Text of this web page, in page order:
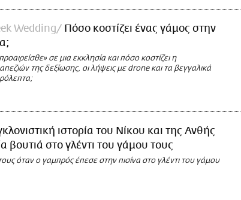
Wedding
Πόσο κοστίζει ένας γάμος στην
προαιρείσθε» σε μια εκκλησία και πόσο κοστίζει η
της δεξίωσης, οι λήψεις με drone και τα βεγγαλικά
ιστορία του Νίκου και της Ανθής
βουτιά στο γλέντι του γάμου τους
όταν ο γαμπρός έπεσε στην πισίνα στο γλέντι του γάμου